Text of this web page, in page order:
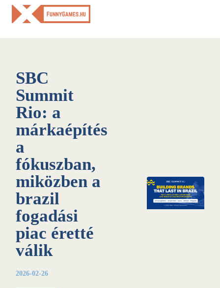
Skip
SBC
Summit
Rio: a
márkaépítés
a
fókuszban,
miközben a
brazil
fogadási
piac éretté
válik
2026-02-26